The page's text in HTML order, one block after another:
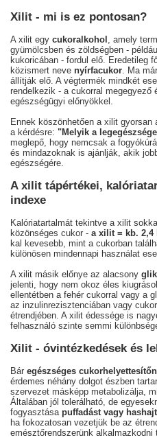
Xilit - mi is ez pontosan?
A xilit egy cukoralkohol , amely
gyümölcsben és zöldségben -
kukoricában - fordul elő. Eredetileg
közismert neve nyírfacukor . Ma
állítják elő. A végtermék mindkét
rendelkezik - a cukorral megegyező
egészségügyi előnyökkel.
Ennek köszönhetően a xilit
a kérdésre: "Melyik a
meglepő, hogy nemcsak a
és mindazoknak is ajánlják, akik
egészségére.
A xilit tápértékei,
indexe
Kalóriatartalmát tekintve a xilit
közönséges cukor - a xilit = kb. 2,4
kal kevesebb, mint a cukorban
különösen mindennapi használat
A xilit másik előnye az alacsony
jelenti, hogy nem okoz éles
ellentétben a fehér cukorral vagy a
az inzulinrezisztenciában vagy
étrendjében. A xilit édessége is
felhasználó szinte semmi
Xilit - óvintézkedések és
Bár egészséges
érdemes néhány dolgot észben
szervezet másképp metabolizálja,
Általában jól tolerálható, de
fogyasztása puffadást vagy
ha fokozatosan vezetjük be az
emésztőrendszerünk alkalmazkodni